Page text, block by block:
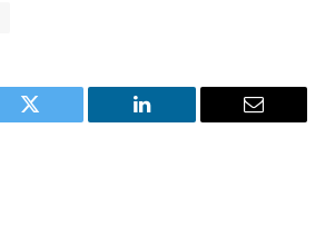
Twitter LinkedIn Email